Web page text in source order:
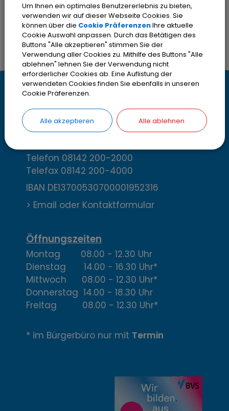
K
o
n
t
a
k
,
Ö
f
f
n
u
Kontakt
Stadt Olching
Rebhuhnstr. 18
Telefon 08142 200-2000
Telefax 08142 200-4000
IBAN DE13700530700001952316
> Email oder Kontaktformular
Öffnungszeiten
Montag 08.00 - 12.30 Uhr
Dienstag 14.00 - 16.30 Uhr*
Mittwoch 08.00 - 12.30 Uhr*
Donnerstag 14.00 - 18.30 Uhr
Freitag 08.00 - 12.30 Uhr*
* im Bürgerbüro nur mit Termin
Um Ihnen ein optimales Benutzererlebnis zu bieten,
verwenden wir auf dieser Webseite Cookies. Sie
können über die Cookie PräferenzenIhre aktuelle
Cookie Auswahl anpassen. Durch das Betätigen des
Buttons "Alle akzeptieren" stimmen Sie der
Verwendung aller Cookies zu. Mithilfe des Buttons "Alle
ablehnen" lehnen Sie der Verwendung nicht
erforderlicher Cookies ab. Eine Auflistung der
verwendeten Cookies finden Sie ebenfalls in unseren
Cookie Präferenzen.
Alle akzeptieren Alle ablehnen